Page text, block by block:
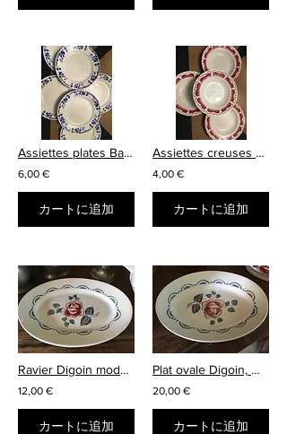
Assiettes plates Badonviller Goliath
6,00 €
カートに追加
Assiettes creuses Art Déco
4,00 €
カートに追加
Ravier Digoin modèle Albinque
12,00 €
カートに追加
Plat ovale Digoin, modèle Albinque
20,00 €
カートに追加